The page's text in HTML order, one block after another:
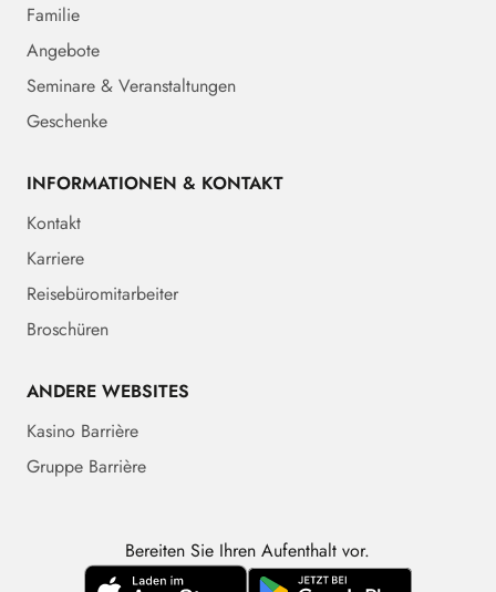
Familie
Angebote
Seminare & Veranstaltungen
Geschenke
INFORMATIONEN & KONTAKT
Kontakt
Karriere
Reisebüromitarbeiter
Broschüren
ANDERE WEBSITES
Kasino Barrière
Gruppe Barrière
Bereiten Sie Ihren Aufenthalt vor.